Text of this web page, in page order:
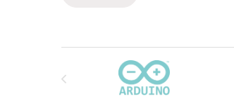
Carrusel de marcas